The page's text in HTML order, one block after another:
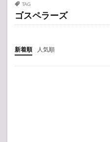
TAG
ゴスペラーズ
新着順 人気順